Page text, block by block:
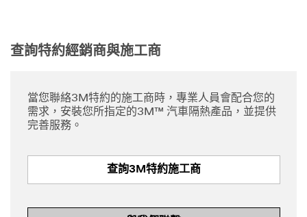
查詢特約經銷商與施工商
當您聯絡3M特約的施工商時，專業人員會配合您的
需求，安裝您所指定的3M™ 汽車隔熱產品，並提供
完善服務。
查詢3M特約施工商